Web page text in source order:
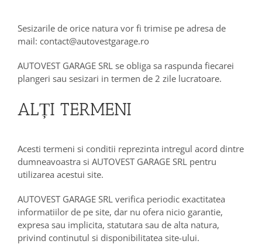
Sesizarile de orice natura vor fi trimise pe adresa de
mail: contact@autovestgarage.ro
AUTOVEST GARAGE SRL se obliga sa raspunda fiecarei
plangeri sau sesizari in termen de 2 zile lucratoare.
ALȚI TERMENI
Acesti termeni si conditii reprezinta intregul acord dintre
dumneavoastra si AUTOVEST GARAGE SRL pentru
utilizarea acestui site.
AUTOVEST GARAGE SRL verifica periodic exactitatea
informatiilor de pe site, dar nu ofera nicio garantie,
expresa sau implicita, statutara sau de alta natura,
privind continutul si disponibilitatea site-ului.